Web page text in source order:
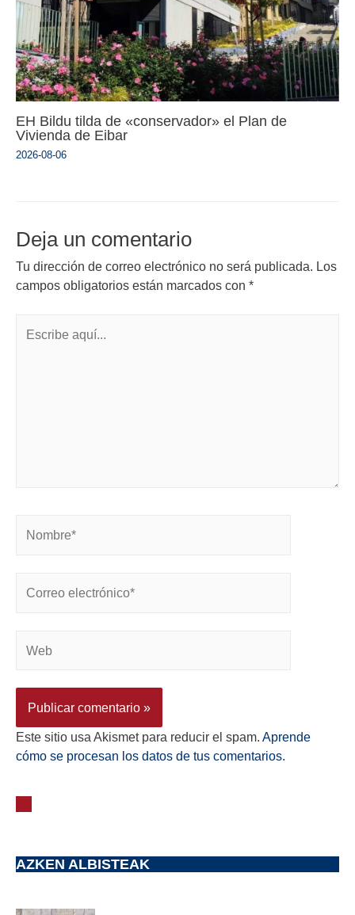
EH Bildu tilda de «conservador» el Plan de
Vivienda de Eibar
2026-08-06
Deja un comentario
Tu dirección de correo electrónico no será publicada. Los
campos obligatorios están marcados con *
Este sitio usa Akismet para reducir el spam. Aprende
cómo se procesan los datos de tus comentarios.
AZKEN ALBISTEAK